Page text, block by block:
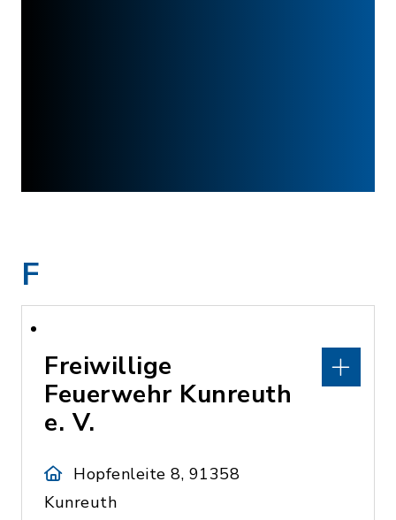
F
Freiwillige
Feuerwehr Kunreuth
e. V.
Hopfenleite 8, 91358
Kunreuth